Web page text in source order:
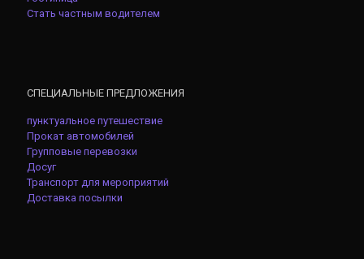
Стать частным водителем
СПЕЦИАЛЬНЫЕ ПРЕДЛОЖЕНИЯ
пунктуальное путешествие
Прокат автомобилей
Групповые перевозки
Досуг
Транспорт для мероприятий
Доставка посылки